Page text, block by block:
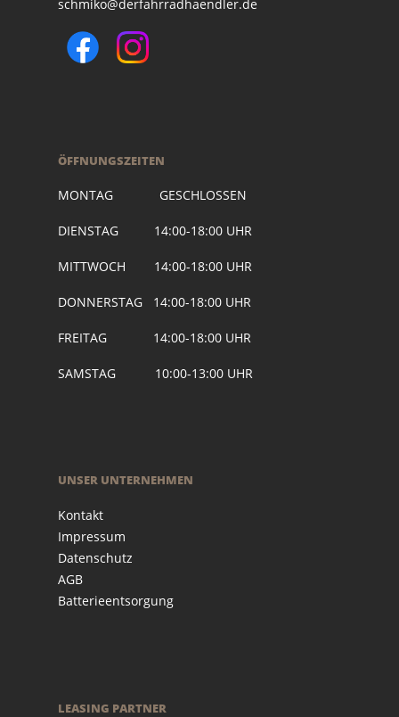
schmiko@derfahrradhaendler.de
ÖFFNUNGSZEITEN
MONTAG GESCHLOSSEN
DIENSTAG 14:00-18:00 UHR
MITTWOCH 14:00-18:00 UHR
DONNERSTAG 14:00-18:00 UHR
FREITAG 14:00-18:00 UHR
SAMSTAG 10:00-13:00 UHR
UNSER UNTERNEHMEN
Kontakt
Impressum
Datenschutz
AGB
Batterieentsorgung
LEASING PARTNER